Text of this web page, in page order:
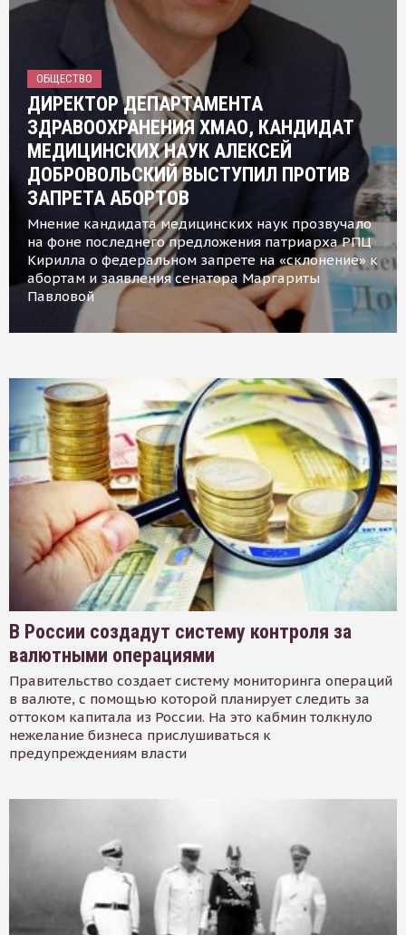
ОБЩЕСТВО
ДИРЕКТОР ДЕПАРТАМЕНТА
ЗДРАВООХРАНЕНИЯ ХМАО, КАНДИДАТ
МЕДИЦИНСКИХ НАУК АЛЕКСЕЙ
ДОБРОВОЛЬСКИЙ ВЫСТУПИЛ ПРОТИВ
ЗАПРЕТА АБОРТОВ
Мнение кандидата медицинских наук прозвучало
на фоне последнего предложения патриарха РПЦ
Кирилла о федеральном запрете на «склонение» к
абортам и заявления сенатора Маргариты
Павловой
В России создадут систему контроля за
валютными операциями
Правительство создает систему мониторинга операций
в валюте, с помощью которой планирует следить за
оттоком капитала из России. На это кабмин толкнуло
нежелание бизнеса прислушиваться к
предупреждениям власти